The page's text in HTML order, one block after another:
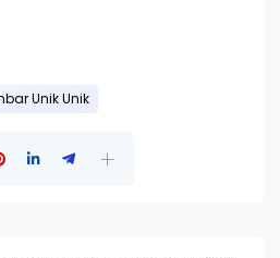
Unik Unik